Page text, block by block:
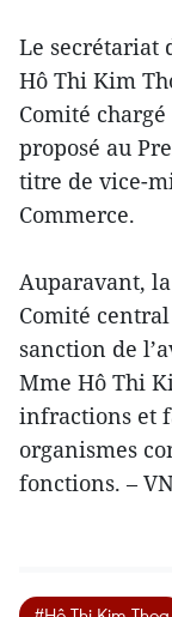
Le secrétariat
Hô Thi Kim
Comité
proposé au
titre de vice-
Commerce.
Auparavant,
Comité
sanction de
Mme Hô Thi
infractions et
organismes
fonctions. –